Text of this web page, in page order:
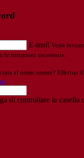
E-mail Verrà
istruzioni necessarie.
al nome utente? Effettua
di controllare la casella